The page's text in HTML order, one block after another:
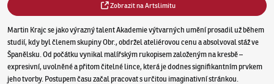
Zobrazit na Artslimitu
Martin Krajc se jako výrazný talent Akademie výtvarných umění prosadil už během
studií, kdy byl členem skupiny Obr., obdržel ateliérovou cenu a absolvoval stáž ve
Španělsku. Od počátku vynikal malířským rukopisem založeným na kresbě –
expresivní, uvolněné a přitom čitelné lince, která je dodnes signifikantním prvkem
jeho tvorby. Postupem času začal pracovat s určitou imaginativní stránkou.